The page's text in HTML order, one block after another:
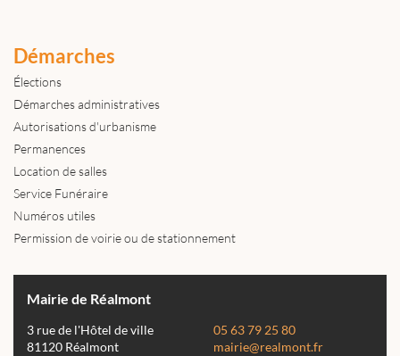
Démarches
Élections
Démarches administratives
Autorisations d'urbanisme
Permanences
Location de salles
Service Funéraire
Numéros utiles
Permission de voirie ou de stationnement
Mairie de Réalmont
3 rue de l'Hôtel de ville
81120 Réalmont
05 63 79 25 80
mairie@realmont.fr